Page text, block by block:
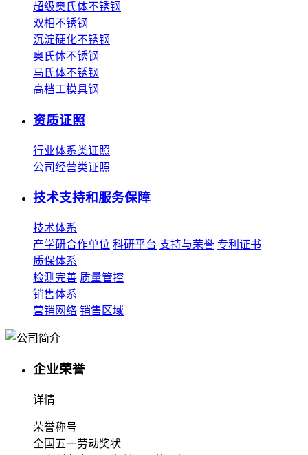
超级奥氏体不锈钢
双相不锈钢
沉淀硬化不锈钢
奥氏体不锈钢
马氏体不锈钢
高档工模具钢
资质证照
行业体系类证照
公司经营类证照
技术支持和服务保障
技术体系
产学研合作单位 科研平台 支持与荣誉 专利证书
质保体系
检测完善 质量管控
销售体系
营销网络 销售区域
企业荣誉
详情
荣誉称号
全国五一劳动奖状